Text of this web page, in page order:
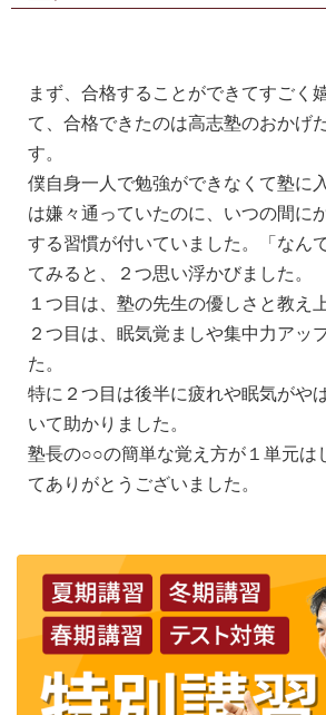
まず、合格することができてすごく
て、合格できたのは高志塾のおかげ
す。
僕自身一人で勉強ができなくて塾に
は嫌々通っていたのに、いつの間に
する習慣が付いていました。「なん
てみると、２つ思い浮かびました。
１つ目は、塾の先生の優しさと教え
２つ目は、眠気覚ましや集中力アッ
た。
特に２つ目は後半に疲れや眠気がや
いて助かりました。
塾長の○○の簡単な覚え方が１単元は
てありがとうございました。